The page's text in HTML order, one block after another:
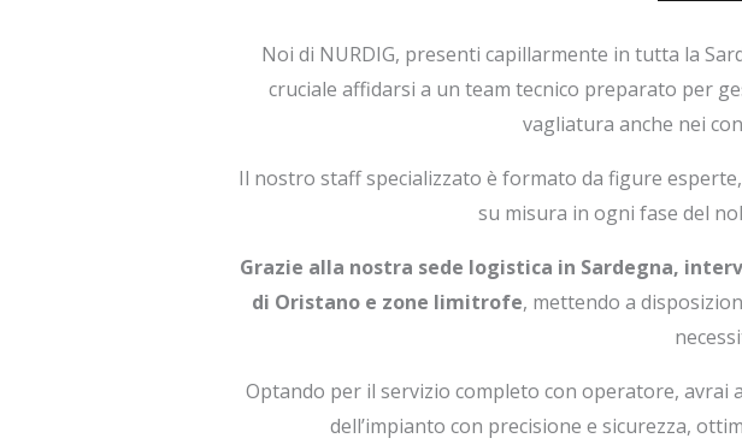
Noi di NURDIG, presenti capillarmente in tutta la
cruciale affidarsi a un team tecnico preparato per
vagliatura anche nei
Il nostro staff specializzato è formato da figure
su misura in ogni fase del
Grazie alla nostra sede logistica in Sardegna,
di Oristano e zone limitrofe, mettendo a
Optando per il servizio completo con operatore,
dell’impianto con precisione e sicurezza,